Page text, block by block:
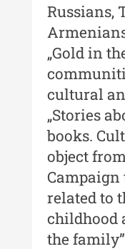
Russians,
„Gold in
cultural
„Stories
books.
object
Campaign
related to
childhood
the